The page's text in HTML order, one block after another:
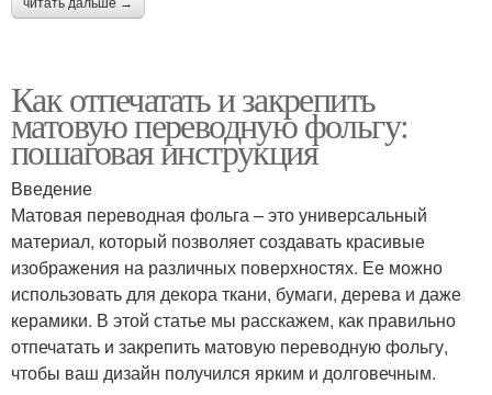
Как отпечатать и закрепить
матовую переводную фольгу:
пошаговая инструкция
Введение
Матовая переводная фольга – это универсальный
материал, который позволяет создавать красивые
изображения на различных поверхностях. Ее можно
использовать для декора ткани, бумаги, дерева и даже
керамики. В этой статье мы расскажем, как правильно
отпечатать и закрепить матовую переводную фольгу,
чтобы ваш дизайн получился ярким и долговечным.